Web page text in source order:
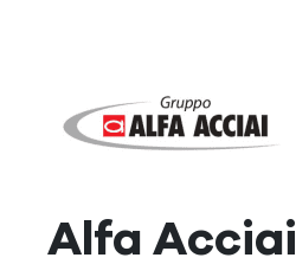
Alfa Acciai